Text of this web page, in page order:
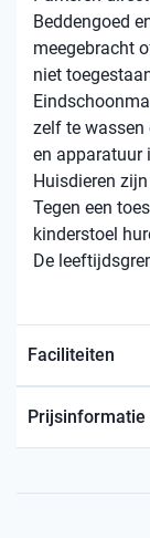
Beddengoed
meegebracht
niet
zelf te wassen
en apparatuur
Huisdieren
Tegen een
kinderstoel
De
Faciliteiten
Prijsinformatie